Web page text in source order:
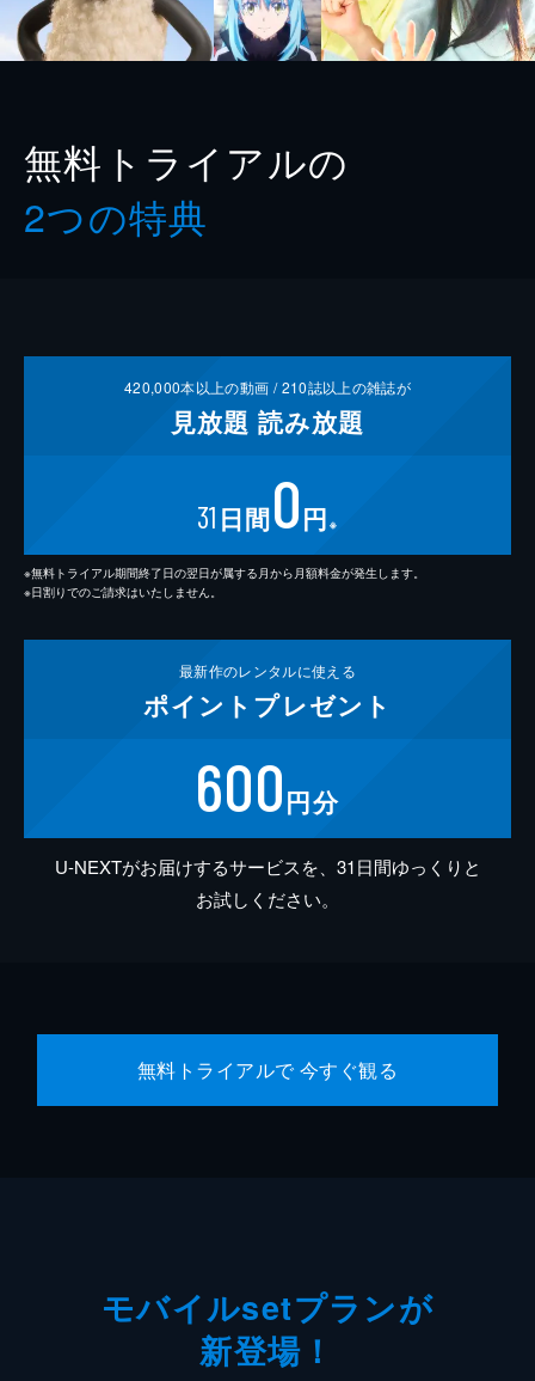
無料トライアルの
2つの特典
420,000本以上の動画 /210誌以上の雑誌が
見放題 読み放題
31 日間0円 ※
※無料トライアル期間終了日の翌日が属する月から月額料金が発生します。
※日割りでのご請求はいたしません。
最新作のレンタルに使える
ポイント プレゼント
600円分
U-NEXTがお届けするサービスを、31日間ゆっくりと
お試しください。
無料トライアルで 今すぐ観る
モバイルsetプランが
新登場！